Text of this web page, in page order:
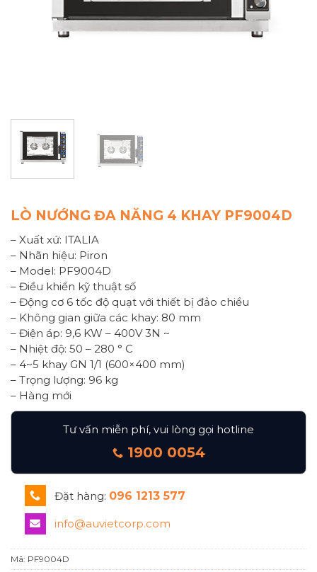
LÒ NƯỚNG ĐA NĂNG 4 KHAY PF9004D
– Xuất xứ: ITALIA
– Nhãn hiệu: Piron
– Model: PF9004D
– Điều khiển kỹ thuật số
– Động cơ 6 tốc độ quạt với thiết bị đảo chiều
– Không gian giữa các khay: 80 mm
– Điện áp: 9,6 KW – 400V 3N ~
– Nhiệt độ: 50 – 280 ° C
– 4~5 khay GN 1/1 (600×400 mm)
– Trọng lượng: 96 kg
– Hàng mới
Tư vấn miễn phí, vui lòng gọi hotline
1900 0054
Đặt hàng: 096 1213 577
info@auvietcorp.com
Mã: PF9004D